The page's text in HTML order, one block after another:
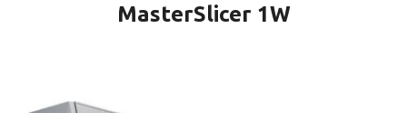
MasterSlicer 1W